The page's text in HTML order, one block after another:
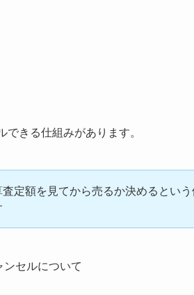
きる仕組みがあります。
定額を見てから売るか決めるとい
ンセルについて